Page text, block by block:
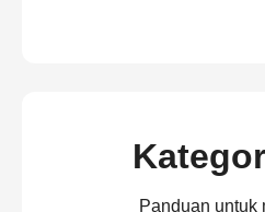
Panduan untuk